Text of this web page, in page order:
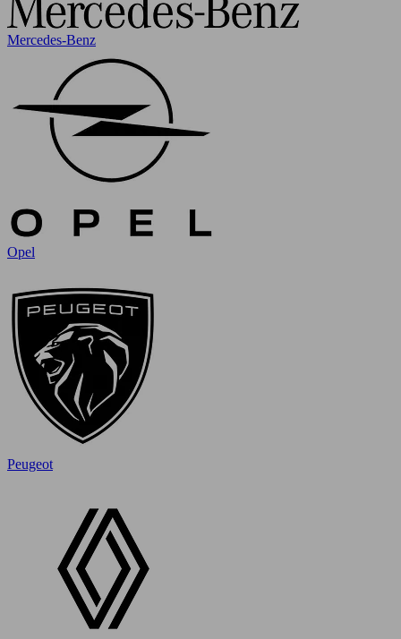
Mercedes-Benz
Opel
Peugeot